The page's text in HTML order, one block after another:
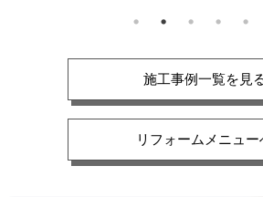
施工事例一覧を見
リフォームメニュー